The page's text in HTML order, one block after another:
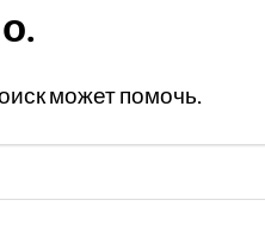
может помочь.